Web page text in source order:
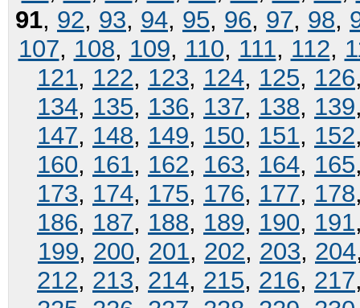
91, 92, 93, 94, 95, 96, 97, 98,
107, 108, 109, 110, 111, 112,
121, 122, 123, 124, 125, 126
134, 135, 136, 137, 138, 139
147, 148, 149, 150, 151, 152
160, 161, 162, 163, 164, 165
173, 174, 175, 176, 177, 178
186, 187, 188, 189, 190, 191
199, 200, 201, 202, 203, 204
212, 213, 214, 215, 216, 217